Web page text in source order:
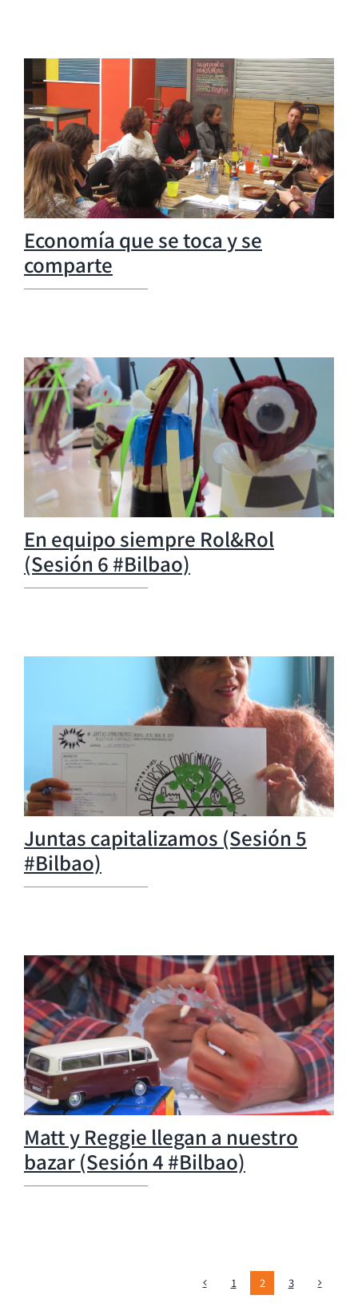
Economía que se toca y se
comparte
En equipo siempre Rol&Rol
(Sesión 6 #Bilbao)
Juntas capitalizamos (Sesión 5
#Bilbao)
Matt y Reggie llegan a nuestro
bazar (Sesión 4 #Bilbao)
1 2 3